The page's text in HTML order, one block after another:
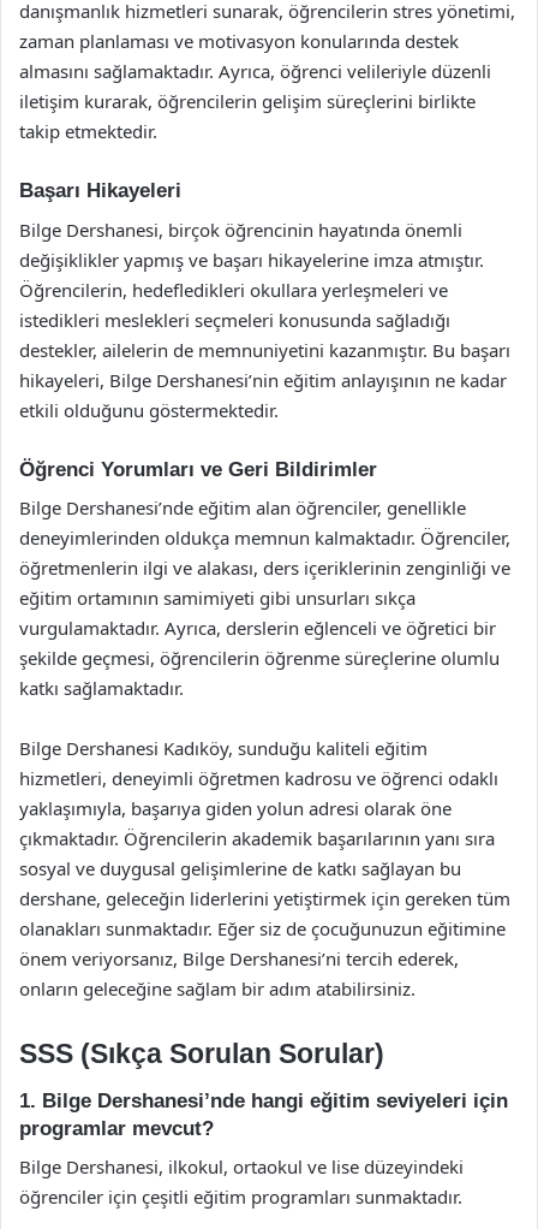
danışmanlık hizmetleri sunarak, öğrencilerin stres yönetimi,
zaman planlaması ve motivasyon konularında destek
almasını sağlamaktadır. Ayrıca, öğrenci velileriyle düzenli
iletişim kurarak, öğrencilerin gelişim süreçlerini birlikte
takip etmektedir.
Başarı Hikayeleri
Bilge Dershanesi, birçok öğrencinin hayatında önemli
değişiklikler yapmış ve başarı hikayelerine imza atmıştır.
Öğrencilerin, hedefledikleri okullara yerleşmeleri ve
istedikleri meslekleri seçmeleri konusunda sağladığı
destekler, ailelerin de memnuniyetini kazanmıştır. Bu başarı
hikayeleri, Bilge Dershanesi’nin eğitim anlayışının ne kadar
etkili olduğunu göstermektedir.
Öğrenci Yorumları ve Geri Bildirimler
Bilge Dershanesi’nde eğitim alan öğrenciler, genellikle
deneyimlerinden oldukça memnun kalmaktadır. Öğrenciler,
öğretmenlerin ilgi ve alakası, ders içeriklerinin zenginliği ve
eğitim ortamının samimiyeti gibi unsurları sıkça
vurgulamaktadır. Ayrıca, derslerin eğlenceli ve öğretici bir
şekilde geçmesi, öğrencilerin öğrenme süreçlerine olumlu
katkı sağlamaktadır.
Bilge Dershanesi Kadıköy, sunduğu kaliteli eğitim
hizmetleri, deneyimli öğretmen kadrosu ve öğrenci odaklı
yaklaşımıyla, başarıya giden yolun adresi olarak öne
çıkmaktadır. Öğrencilerin akademik başarılarının yanı sıra
sosyal ve duygusal gelişimlerine de katkı sağlayan bu
dershane, geleceğin liderlerini yetiştirmek için gereken tüm
olanakları sunmaktadır. Eğer siz de çocuğunuzun eğitimine
önem veriyorsanız, Bilge Dershanesi’ni tercih ederek,
onların geleceğine sağlam bir adım atabilirsiniz.
SSS (Sıkça Sorulan Sorular)
1. Bilge Dershanesi’nde hangi eğitim seviyeleri için
programlar mevcut?
Bilge Dershanesi, ilkokul, ortaokul ve lise düzeyindeki
öğrenciler için çeşitli eğitim programları sunmaktadır.